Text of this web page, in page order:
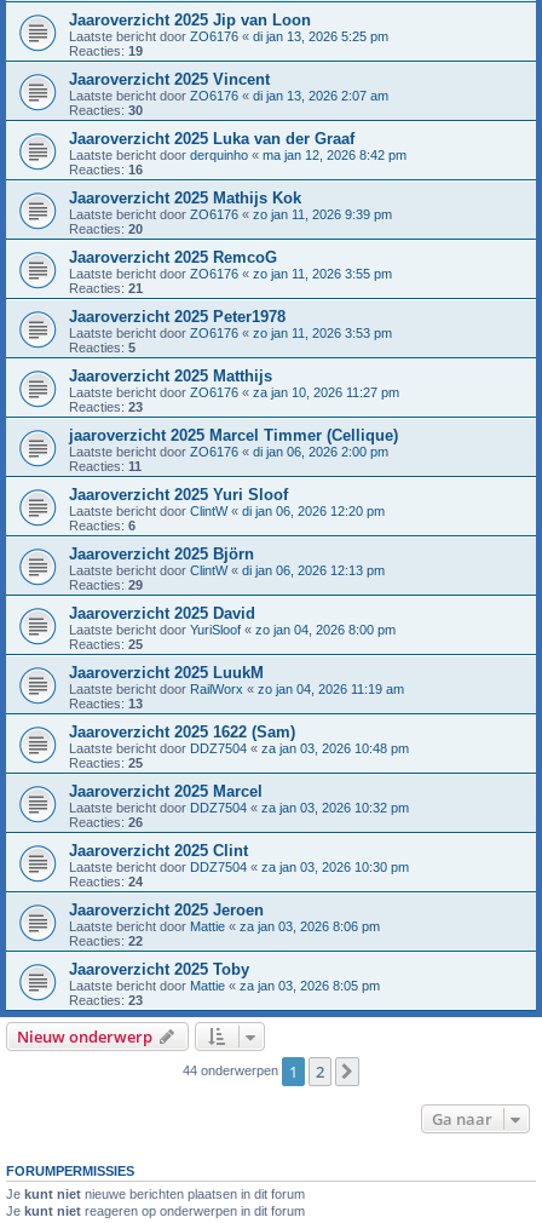
Jaaroverzicht 2025 Jip van Loon
Laatste bericht door ZO6176 « di jan 13, 2026 5:25 pm
Reacties: 19
Jaaroverzicht 2025 Vincent
Laatste bericht door ZO6176 « di jan 13, 2026 2:07 am
Reacties: 30
Jaaroverzicht 2025 Luka van der Graaf
Laatste bericht door derquinho « ma jan 12, 2026 8:42 pm
Reacties: 16
Jaaroverzicht 2025 Mathijs Kok
Laatste bericht door ZO6176 « zo jan 11, 2026 9:39 pm
Reacties: 20
Jaaroverzicht 2025 RemcoG
Laatste bericht door ZO6176 « zo jan 11, 2026 3:55 pm
Reacties: 21
Jaaroverzicht 2025 Peter1978
Laatste bericht door ZO6176 « zo jan 11, 2026 3:53 pm
Reacties: 5
Jaaroverzicht 2025 Matthijs
Laatste bericht door ZO6176 « za jan 10, 2026 11:27 pm
Reacties: 23
jaaroverzicht 2025 Marcel Timmer (Cellique)
Laatste bericht door ZO6176 « di jan 06, 2026 2:00 pm
Reacties: 11
Jaaroverzicht 2025 Yuri Sloof
Laatste bericht door ClintW« di jan 06, 2026 12:20 pm
Reacties: 6
Jaaroverzicht 2025 Björn
Laatste bericht door ClintW« di jan 06, 2026 12:13 pm
Reacties: 29
Jaaroverzicht 2025 David
Laatste bericht door YuriSloof « zo jan 04, 2026 8:00 pm
Reacties: 25
Jaaroverzicht 2025 LuukM
Laatste bericht door RailWorx « zo jan 04, 2026 11:19 am
Reacties: 13
Jaaroverzicht 2025 1622 (Sam)
Laatste bericht door DDZ7504 « za jan 03, 2026 10:48 pm
Reacties: 25
Jaaroverzicht 2025 Marcel
Laatste bericht door DDZ7504 « za jan 03, 2026 10:32 pm
Reacties: 26
Jaaroverzicht 2025 Clint
Laatste bericht door DDZ7504 « za jan 03, 2026 10:30 pm
Reacties: 24
Jaaroverzicht 2025 Jeroen
Laatste bericht door Mattie « za jan 03, 2026 8:06 pm
Reacties: 22
Jaaroverzicht 2025 Toby
Laatste bericht door Mattie « za jan 03, 2026 8:05 pm
Reacties: 23
Nieuw onderwerp
44 onderwerpen 1 2
Ga naar
FORUMPERMISSIES
Je kunt niet nieuwe berichten plaatsen in dit forum
Je kunt niet reageren op onderwerpen in dit forum